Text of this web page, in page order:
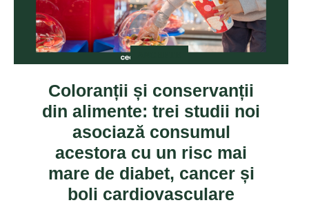
Coloranții și conservanții
din alimente: trei studii noi
asociază consumul
acestora cu un risc mai
mare de diabet, cancer și
boli cardiovasculare